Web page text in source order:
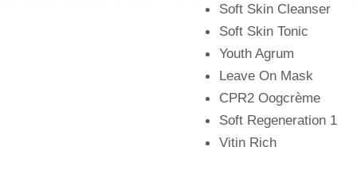
Soft Skin Cleanser
Soft Skin Tonic
Youth Agrum
Leave On Mask
CPR2 Oogcrème
Soft Regeneration 1
Vitin Rich